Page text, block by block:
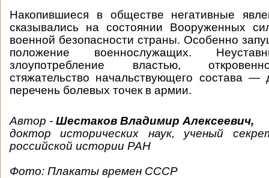
Накопившиеся в обществе негативные
сказывались на состоянии Вооруженных
военной безопасности страны. Особенно
положение военнослужащих.
злоупотребление властью,
стяжательство начальствующего состава
перечень болевых точек в армии.
Автор - Шестаков Владимир Алексеевич,
доктор исторических наук, ученый
российской истории РАН
Фото: Плакаты времен СССР